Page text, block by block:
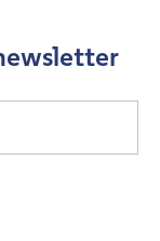
you'd like us